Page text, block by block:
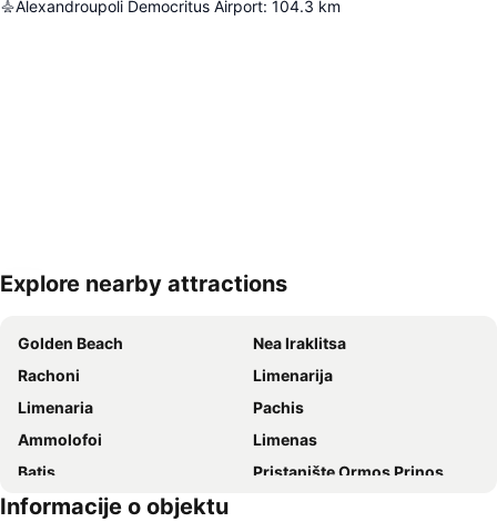
Alexandroupoli Democritus Airport: 104.3 km
Explore nearby attractions
Golden Beach
Nea Iraklitsa
Rachoni
Limenarija
Limenaria
Pachis
Ammolofoi
Limenas
Βatis
Pristanište Ormos Prinos
Aliki
Informacije o objektu